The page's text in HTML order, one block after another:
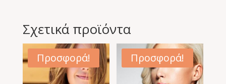
Σχετικά προϊόντα
Προσφορά! Προσφορά!